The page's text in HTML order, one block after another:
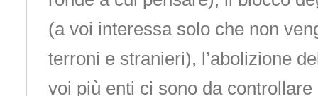
(a voi interessa solo che non
terroni e stranieri), l’abolizione
voi più enti ci sono da